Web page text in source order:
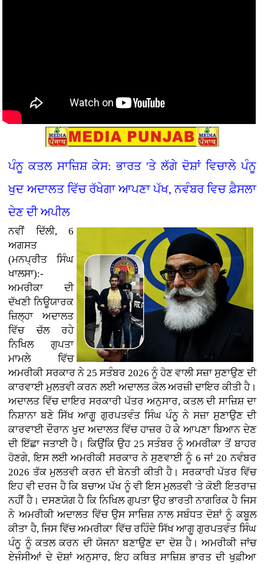
ਪੰਨੂ ਕਤਲ ਸਾਜ਼ਿਸ਼ ਕੇਸ: ਭਾਰਤ 'ਤੇ ਲੱਗੇ ਦੋਸ਼ਾਂ ਵਿਚਾਲੇ ਪੰਨੂ
ਖੁਦ ਅਦਾਲਤ ਵਿੱਚ ਰੱਖੇਗਾ ਆਪਣਾ ਪੱਖ, ਨਵੰਬਰ ਵਿਚ ਫ਼ੈਸਲਾ
ਦੇਣ ਦੀ ਅਪੀਲ
ਨਵੀਂ ਦਿੱਲੀ, 6
ਅਗਸਤ
(ਮਨਪ੍ਰੀਤ ਸਿੰਘ
ਖਾਲਸਾ):-
ਅਮਰੀਕਾ ਦੀ
ਦੱਖਣੀ ਨਿਊਯਾਰਕ
ਜ਼ਿਲ੍ਹਾ ਅਦਾਲਤ
ਵਿੱਚ ਚੱਲ ਰਹੇ
ਨਿਖਿਲ ਗੁਪਤਾ
ਮਾਮਲੇ ਵਿੱਚ
ਅਮਰੀਕੀ ਸਰਕਾਰ ਨੇ 25 ਸਤੰਬਰ 2026 ਨੂੰ ਹੋਣ ਵਾਲੀ ਸਜ਼ਾ ਸੁਣਾਉਣ ਦੀ
ਕਾਰਵਾਈ ਮੁਲਤਵੀ ਕਰਨ ਲਈ ਅਦਾਲਤ ਕੋਲ ਅਰਜ਼ੀ ਦਾਇਰ ਕੀਤੀ ਹੈ।
ਅਦਾਲਤ ਵਿੱਚ ਦਾਇਰ ਸਰਕਾਰੀ ਪੱਤਰ ਅਨੁਸਾਰ, ਕਤਲ ਦੀ ਸਾਜ਼ਿਸ਼ ਦਾ
ਨਿਸ਼ਾਨਾ ਬਣੇ ਸਿੱਖ ਆਗੂ ਗੁਰਪਤਵੰਤ ਸਿੰਘ ਪੰਨੂ ਨੇ ਸਜ਼ਾ ਸੁਣਾਉਣ ਦੀ
ਕਾਰਵਾਈ ਦੌਰਾਨ ਖੁਦ ਅਦਾਲਤ ਵਿੱਚ ਹਾਜ਼ਰ ਹੋ ਕੇ ਆਪਣਾ ਬਿਆਨ ਦੇਣ
ਦੀ ਇੱਛਾ ਜਤਾਈ ਹੈ। ਕਿਉਂਕਿ ਉਹ 25 ਸਤੰਬਰ ਨੂੰ ਅਮਰੀਕਾ ਤੋਂ ਬਾਹਰ
ਹੋਣਗੇ, ਇਸ ਲਈ ਅਮਰੀਕੀ ਸਰਕਾਰ ਨੇ ਸੁਣਵਾਈ ਨੂੰ 6 ਜਾਂ 20 ਨਵੰਬਰ
2026 ਤੱਕ ਮੁਲਤਵੀ ਕਰਨ ਦੀ ਬੇਨਤੀ ਕੀਤੀ ਹੈ। ਸਰਕਾਰੀ ਪੱਤਰ ਵਿੱਚ
ਇਹ ਵੀ ਦਰਜ ਹੈ ਕਿ ਬਚਾਅ ਪੱਖ ਨੂੰ ਵੀ ਇਸ ਮੁਲਤਵੀ 'ਤੇ ਕੋਈ ਇਤਰਾਜ਼
ਨਹੀਂ ਹੈ। ਦਸਣਯੋਗ ਹੈ ਕਿ ਨਿਖਿਲ ਗੁਪਤਾ ਉਹ ਭਾਰਤੀ ਨਾਗਰਿਕ ਹੈ ਜਿਸ
ਨੇ ਅਮਰੀਕੀ ਅਦਾਲਤ ਵਿੱਚ ਉਸ ਸਾਜ਼ਿਸ਼ ਨਾਲ ਸਬੰਧਤ ਦੋਸ਼ਾਂ ਨੂੰ ਕਬੂਲ
ਕੀਤਾ ਹੈ, ਜਿਸ ਵਿੱਚ ਅਮਰੀਕਾ ਵਿੱਚ ਰਹਿੰਦੇ ਸਿੱਖ ਆਗੂ ਗੁਰਪਤਵੰਤ ਸਿੰਘ
ਪੰਨੂ ਨੂੰ ਕਤਲ ਕਰਨ ਦੀ ਯੋਜਨਾ ਬਣਾਉਣ ਦਾ ਦੋਸ਼ ਹੈ। ਅਮਰੀਕੀ ਜਾਂਚ
ਏਜੰਸੀਆਂ ਦੇ ਦੋਸ਼ਾਂ ਅਨੁਸਾਰ, ਇਹ ਕਥਿਤ ਸਾਜ਼ਿਸ਼ ਭਾਰਤ ਦੀ ਖੁਫ਼ੀਆ